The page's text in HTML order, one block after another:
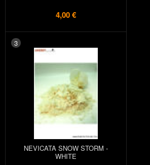
4,00 €
3
NEVICATA SNOW STORM -
WHITE